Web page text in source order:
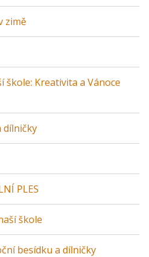
zimě
škole: Kreativita a Vánoce
dílničky
PLES
škole
besídku a dílničky